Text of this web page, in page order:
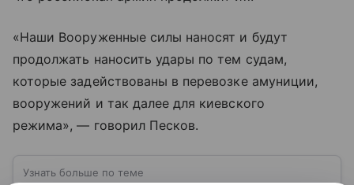
«Наши Вооруженные силы наносят и будут
продолжать наносить удары по тем судам,
которые задействованы в перевозке амуниции,
вооружений и так далее для киевского
режима», — говорил Песков.
Узнать больше по теме